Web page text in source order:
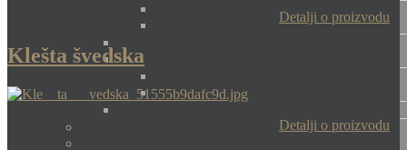
Detalji o proizvodu
Klešta švedska
Detalji o proizvodu